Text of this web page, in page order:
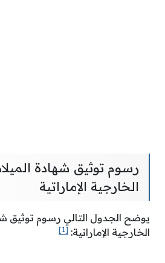
رسوم توثيق شهادة
الخارجية الإماراتية
يوضح الجدول التالي رسوم توثيق
الخارجية الإماراتية: [1]